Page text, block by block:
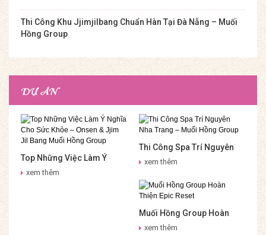
Thi Công Khu Jjimjilbang Chuẩn Hàn Tại Đà Nẵng – Muối
Hồng Group
DỰ ÁN
Top Những Việc Làm Ý
Nghĩa Cho Sức Khỏe –
xem thêm
Thi Công Spa Trí Nguyên
Nha Trang – Muối Hồng
xem thêm
Muối Hồng Group Hoàn
Thiện Epic Reset
xem thêm